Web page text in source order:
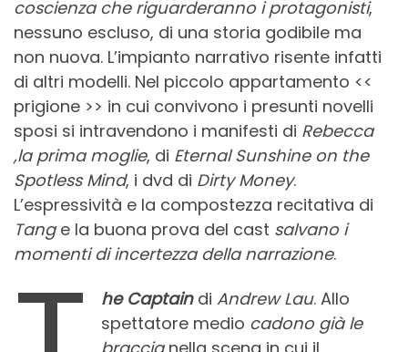
coscienza che riguarderanno i protagonisti,
nessuno escluso, di una storia godibile ma
non nuova. L’impianto narrativo risente infatti
di altri modelli. Nel piccolo appartamento <<
prigione >> in cui convivono i presunti novelli
sposi si intravendono i manifesti di Rebecca
,la prima moglie, di Eternal Sunshine on the
Spotless Mind, i dvd di Dirty Money.
L’espressività e la compostezza recitativa di
Tange la buona prova del cast salvano i
momenti di incertezza della narrazione.
he CaptaindiAndrew Lau. Allo
spettatore medio cadono già le